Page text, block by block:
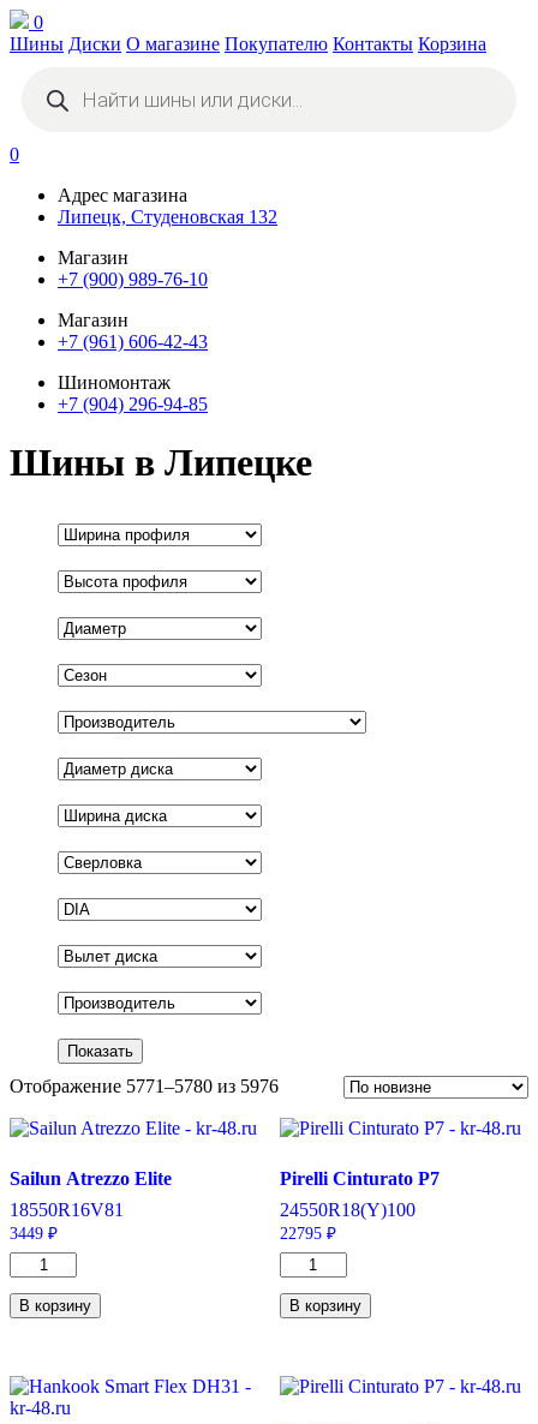
0
Шины Диски О магазине Покупателю Контакты Корзина
товаров
0
Адрес магазина
Липецк, Студеновская 132
Магазин
+7 (900) 989-76-10
Магазин
+7 (961) 606-42-43
Шиномонтаж
+7 (904) 296-94-85
Шины в Липецке
Отображение 5771–5780 из 5976
Sailun Atrezzo Elite
18550R16V81
3449 ₽
Количество
товара
Sailun
81
V
В корзину
Pirelli Cinturato P7
24550R18(Y)100
22795 ₽
Количество
товара
Pirelli
100
В корзину